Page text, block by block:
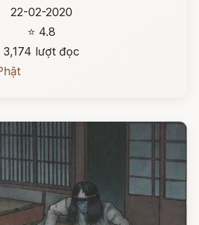
22-02-2020
⭐ 4.8
3,174 lượt đọc